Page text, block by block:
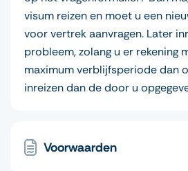
visum reizen en moet u een
voor vertrek aanvragen. Later
probleem, zolang u er rekening
maximum verblijfsperiode dan
inreizen dan de door u
Voorwaarden